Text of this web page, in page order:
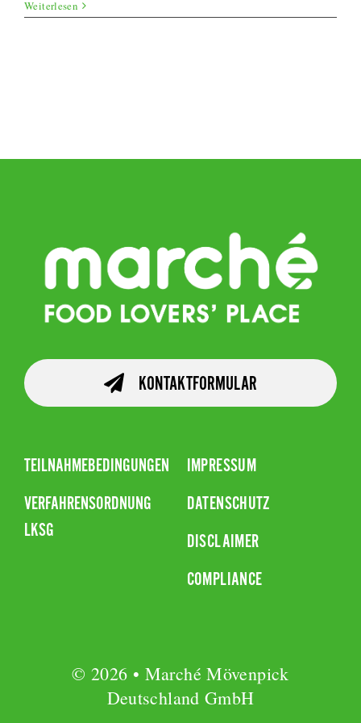
Weiterlesen
KONTAKTFORMULAR
TEILNAHMEBEDINGUNGEN
VERFAHRENSORDNUNG
LKSG
IMPRESSUM
DATENSCHUTZ
DISCLAIMER
COMPLIANCE
© 2026 • Marché Mövenpick
Deutschland GmbH